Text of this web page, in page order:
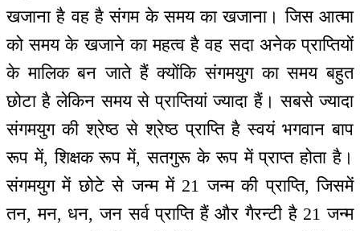
खजाना है वह है संगम के समय का खजाना। जिस आत्मा
को समय के खजाने का महत्व है वह सदा अनेक प्राप्तियों
के मालिक बन जाते हैं क्योंकि संगमयुग का समय बहुत
छोटा है लेकिन समय से प्राप्तियां ज्यादा हैं। सबसे ज्यादा
संगमयुग की श्रेष्ठ से श्रेष्ठ प्राप्ति है स्वयं भगवान बाप
रूप में, शिक्षक रूप में, सतगुरू के रूप में प्राप्त होता है।
संगमयुग में छोटे से जन्म में 21 जन्म की प्राप्ति, जिसमें
तन, मन, धन, जन सर्व प्राप्ति हैं और गैरन्टी है 21 जन्म